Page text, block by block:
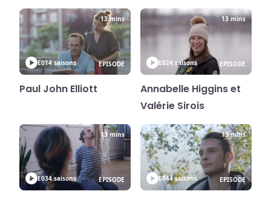
E014 saisons
13 mins
EPISODE
Paul John Elliott
E024 saisons
13 mins
EPISODE
Annabelle Higgins et
Valérie Sirois
E034 saisons
13 mins
EPISODE E044 saisons
13 mins
EPISODE